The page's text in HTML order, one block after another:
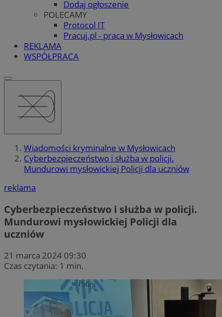
Dodaj ogłoszenie
POLECAMY
Protocol IT
Pracuj.pl - praca w Mysłowicach
REKLAMA
WSPÓŁPRACA
Wiadomości kryminalne w Mysłowicach
Cyberbezpieczeństwo i służba w policji.
Mundurowi mysłowickiej Policji dla uczniów
reklama
Cyberbezpieczeństwo i służba w policji.
Mundurowi mysłowickiej Policji dla
uczniów
21 marca 2024 09:30
Czas czytania: 1 min.